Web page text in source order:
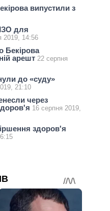
випустили з
для
2019, 14:56
Бекірова
арешт 22 серпня
до «суду»
21:10
через
16 серпня 2019,
здоров'я